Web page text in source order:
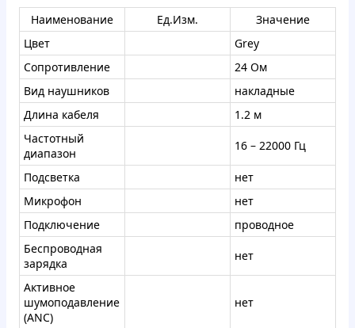
Наименование Ед.Изм.
Значение
Цвет
Grey
Сопротивление
24 Ом
Вид наушников
накладные
Длина кабеля
1.2 м
Частотный
диапазон
16 – 22000 Гц
Подсветка
нет
Микрофон
нет
Подключение
проводное
Беспроводная
зарядка
нет
Активное
шумоподавление
(ANC)
нет